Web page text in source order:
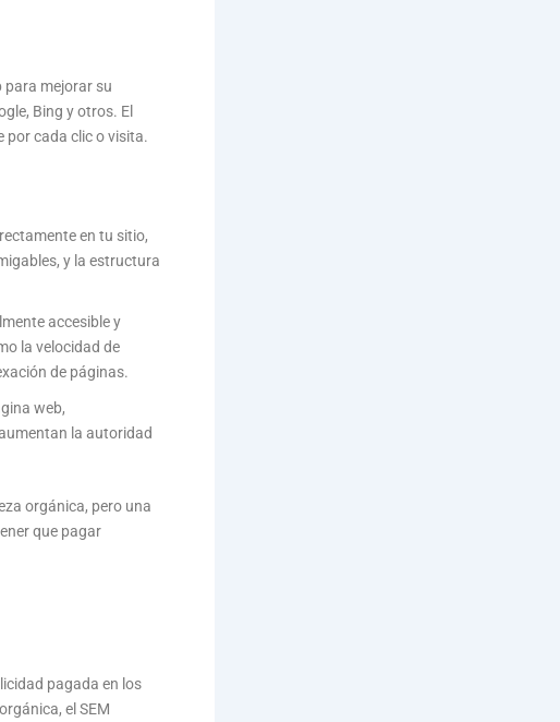
para mejorar su
Bing y otros. El
por cada clic o visita.
en tu sitio,
y la estructura
accesible y
la velocidad de
de páginas.
web,
la autoridad
orgánica, pero una
que pagar
pagada en los
el SEM